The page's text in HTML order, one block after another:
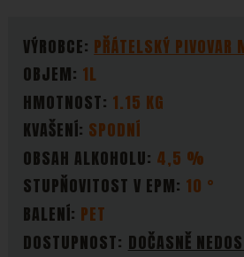
našich reklamních kampaní. Jejich
počet návštěv a zdroje návštěv našich
stránek. Data získaná pomocí těchto
zpracováváme souhrnně a anonymně,
schopni identifikovat konkrétní
Marketingové
reklamou.
Povoleno
Zobrazit
Marketingové cookies používáme my
abychom vám mohli zobrazit vhodné
reklamy jak na našich stránkách, tak
PARAMETRY
VÝROBCE: PŘÁTELSKÝ PIVOVAR
OBJEM: 1L
HMOTNOST: 1.15 KG
KVAŠENÍ: SPODNÍ
OBSAH ALKOHOLU: 4,5 %
STUPŇOVITOST V EPM: 10 °
BALENÍ: PET
DOSTUPNOST: DOČASNĚ